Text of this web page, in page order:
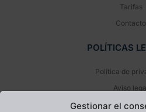
Gestionar el
Tarifas
Contacto
POLÍTICAS
Política de
Aviso
Política de